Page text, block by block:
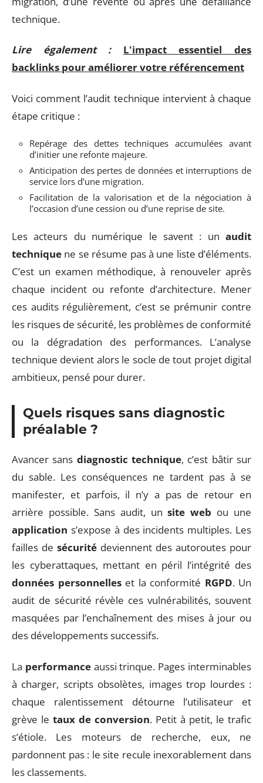
technique.
Lire également :
L'impact essentiel des
backlinks pour améliorer votre référencement
Voici comment l’audit technique intervient à chaque
étape critique :
Repérage des dettes techniques accumulées avant
d’initier une refonte majeure.
Anticipation des pertes de données et interruptions de
service lors d’une migration.
Facilitation de la valorisation et de la négociation à
l’occasion d’une cession ou d’une reprise de site.
Les acteurs du numérique le savent : un audit
technique ne se résume pas à une liste d’éléments.
C’est un examen méthodique, à renouveler après
chaque incident ou refonte d’architecture. Mener
ces audits régulièrement, c’est se prémunir contre
les risques de sécurité, les problèmes de conformité
ou la dégradation des performances. L’analyse
technique devient alors le socle de tout projet digital
ambitieux, pensé pour durer.
Quels risques sans diagnostic
préalable ?
Avancer sans diagnostic technique, c’est bâtir sur
du sable. Les conséquences ne tardent pas à se
manifester, et parfois, il n’y a pas de retour en
arrière possible. Sans audit, unsite web ou une
application s’expose à des incidents multiples. Les
failles de sécurité deviennent des autoroutes pour
les cyberattaques, mettant en péril l’intégrité des
données personnelleset la conformité RGPD. Un
audit de sécurité révèle ces vulnérabilités, souvent
masquées par l’enchaînement des mises à jour ou
des développements successifs.
La performanceaussi trinque. Pages interminables
à charger, scripts obsolètes, images trop lourdes :
chaque ralentissement détourne l’utilisateur et
grève le taux de conversion. Petit à petit, le trafic
s’étiole. Les moteurs de recherche, eux, ne
pardonnent pas : le site recule inexorablement dans
les classements.